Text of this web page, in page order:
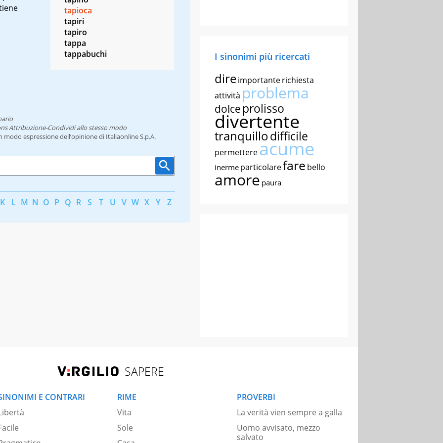
tapioca
tapiri
tapiro
tappa
tappabuchi
Attribuzione-Condividi allo stesso modo
espressione dell’opinione di Italiaonline S.p.A.
K L M N O P Q R S T U V W X Y Z
I sinonimi più ricercati
direimportanterichiesta
attività problema
dolce prolisso
divertente
tranquillodifficile
permettereacume
inerme particolarefare bello
amore paura
SAPERE
E CONTRARI
RIME
Vita
Sole
PROVERBI
La verità vien sempre a galla
Uomo avvisato, mezzo
salvato